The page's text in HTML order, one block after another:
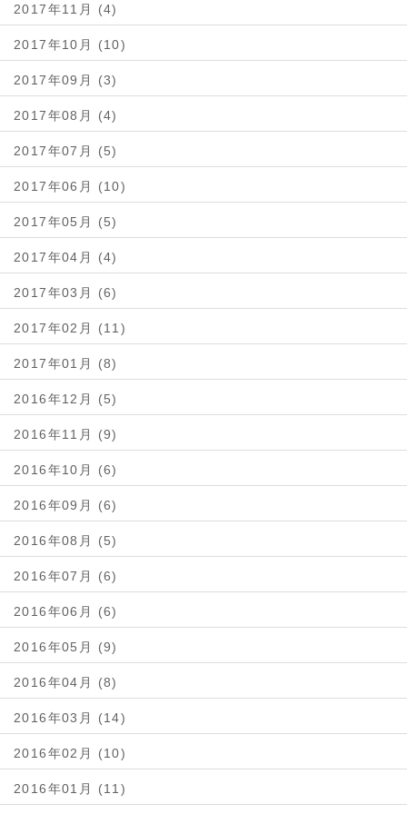
2017年11月 (4)
2017年10月 (10)
2017年09月 (3)
2017年08月 (4)
2017年07月 (5)
2017年06月 (10)
2017年05月 (5)
2017年04月 (4)
2017年03月 (6)
2017年02月 (11)
2017年01月 (8)
2016年12月 (5)
2016年11月 (9)
2016年10月 (6)
2016年09月 (6)
2016年08月 (5)
2016年07月 (6)
2016年06月 (6)
2016年05月 (9)
2016年04月 (8)
2016年03月 (14)
2016年02月 (10)
2016年01月 (11)